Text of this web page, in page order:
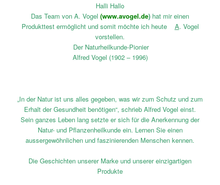
Halli Hallo
Das Team von A. Vogel (www.avogel.de) hat mir einen
Produkttest ermöglicht und somit möchte ich heute A. Vogel
vorstellen.
Der Naturheilkunde-Pionier
Alfred Vogel (1902 – 1996)
„In der Natur ist uns alles gegeben, was wir zum Schutz und zum
Erhalt der Gesundheit benötigen“, schrieb Alfred Vogel einst.
Sein ganzes Leben lang setzte er sich für die Anerkennung der
Natur- und Pflanzenheilkunde ein. Lernen Sie einen
aussergewöhnlichen und faszinierenden Menschen kennen.
Die Geschichten unserer Marke und unserer einzigartigen
Produkte